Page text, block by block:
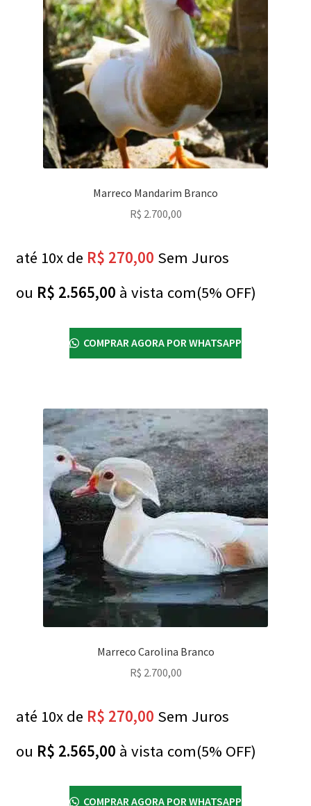
Marreco Mandarim Branco
R$ 2.700,00
até 10x de R$ 270,00 Sem Juros
ou R$ 2.565,00 à vista com(5% OFF)
COMPRAR AGORA POR WHATSAPP
Marreco Carolina Branco
R$ 2.700,00
até 10x de R$ 270,00 Sem Juros
ou R$ 2.565,00 à vista com(5% OFF)
COMPRAR AGORA POR WHATSAPP